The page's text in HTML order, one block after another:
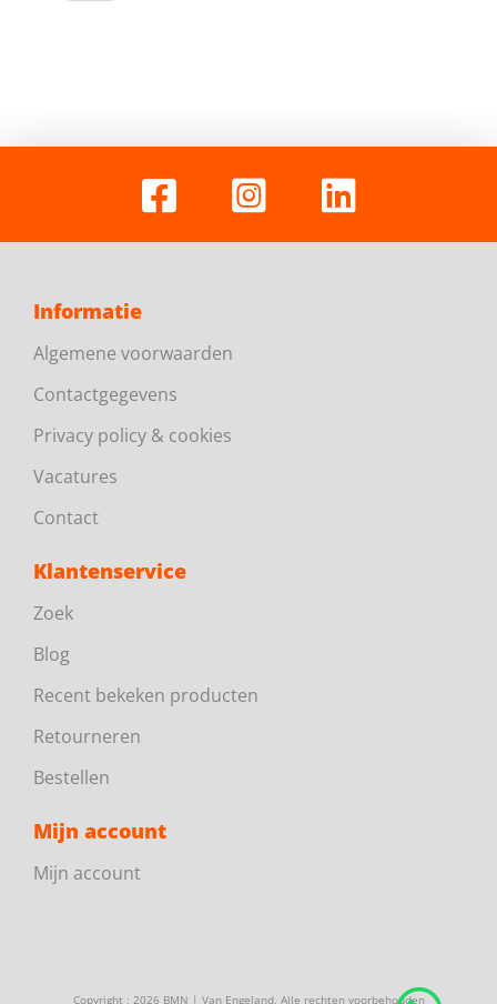
Informatie
Algemene voorwaarden
Contactgegevens
Privacy policy & cookies
Vacatures
Contact
Klantenservice
Zoek
Blog
Recent bekeken producten
Retourneren
Bestellen
Mijn account
Mijn account
Copyright ; 2026 BMN | Van Engeland. Alle rechten voorbehouden